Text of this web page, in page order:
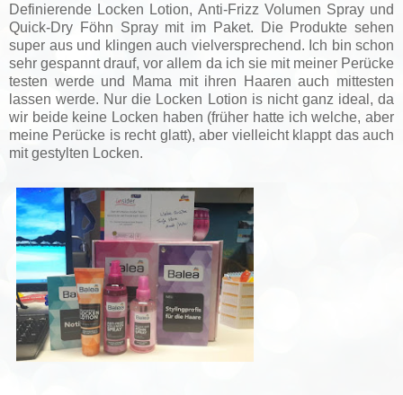
Definierende Locken Lotion, Anti-Frizz Volumen Spray und
Quick-Dry Föhn Spray mit im Paket. Die Produkte sehen
super aus und klingen auch vielversprechend. Ich bin schon
sehr gespannt drauf, vor allem da ich sie mit meiner Perücke
testen werde und Mama mit ihren Haaren auch mittesten
lassen werde. Nur die Locken Lotion is nicht ganz ideal, da
wir beide keine Locken haben (früher hatte ich welche, aber
meine Perücke is recht glatt), aber vielleicht klappt das auch
mit gestylten Locken.